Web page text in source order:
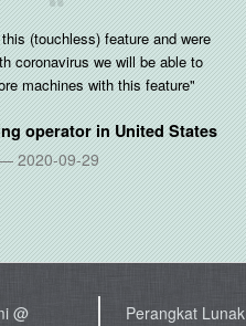
(touchless) feature and were
coronavirus we will be able to
machines with this feature"
operator inUnited States
2020-09-29
@
Perangkat Lunak